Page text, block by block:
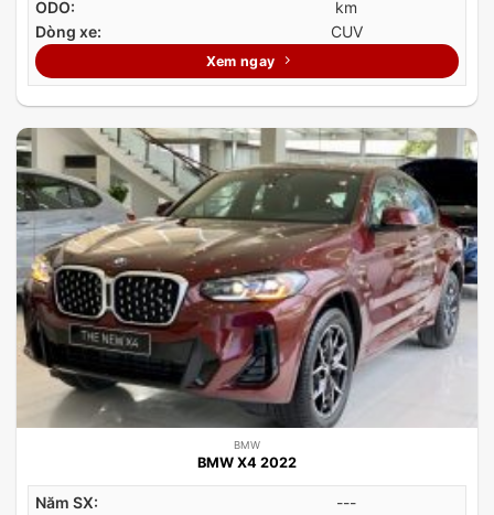
ODO:
km
Dòng xe:
CUV
Xem ngay
BMW
BMW X4 2022
Năm SX:
---